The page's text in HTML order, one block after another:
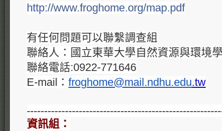
http://www.froghome.org/map.pdf
有任何問題可以聯繫調查組
聯絡人：國立東華大學自然資源與環境
聯絡電話:0922-771646
E-mail： froghome@mail.ndhu.edu.tw
資訊組：